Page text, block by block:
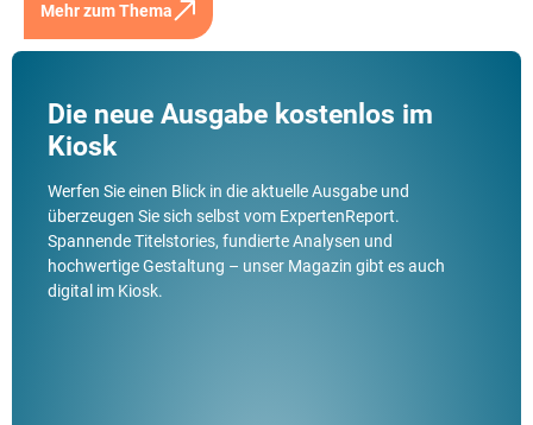
Mehr zum Thema
Die neue Ausgabe kostenlos im
Kiosk
Werfen Sie einen Blick in die aktuelle Ausgabe und
überzeugen Sie sich selbst vom ExpertenReport.
Spannende Titelstories, fundierte Analysen und
hochwertige Gestaltung – unser Magazin gibt es auch
digital im Kiosk.